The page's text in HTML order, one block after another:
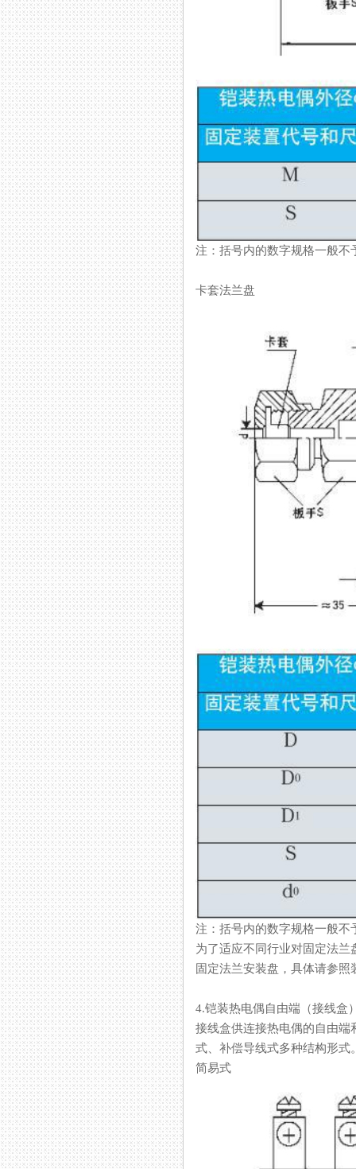
注：括号内的数字规格一般不
卡套法兰盘
注：括号内的数字规格一般不予
为了适应不同行业对固定法兰
固定法兰安装盘，具体请参
4.铠装热电偶自由端（接线盒
接线盒供连接热电偶的自由端和显
式、补偿导线式多种结构形式
简易式